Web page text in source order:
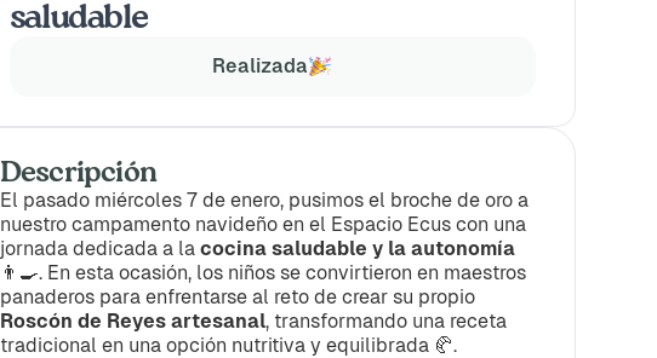
saludable
Realizada
Descripción
El pasado miércoles 7 de enero, pusimos el broche de oro a
nuestro campamento navideño en el Espacio Ecus con una
jornada dedicada a la cocina saludable y la autonomía
👨‍🍳. En esta ocasión, los niños se convirtieron en maestros
panaderos para enfrentarse al reto de crear su propio
Roscón de Reyes artesanal, transformando una receta
tradicional en una opción nutritiva y equilibrada 🥐.